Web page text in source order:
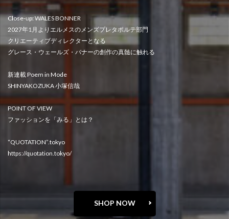
Close-up: WALES BONNER
2027年1月よりエルメスのメンズプレタポルテ部門
クリエーティブディレクターとなる
グレース・ウェールズ・バナーの創作の真髄に触れる
新連載 Poem in Mode
SHINYAKOZUKA 小塚信哉
POINT OF VIEW
ファッションを「みる」とは？
“QUOTATION”.tokyo
https://quotation.tokyo/
SHOP NOW